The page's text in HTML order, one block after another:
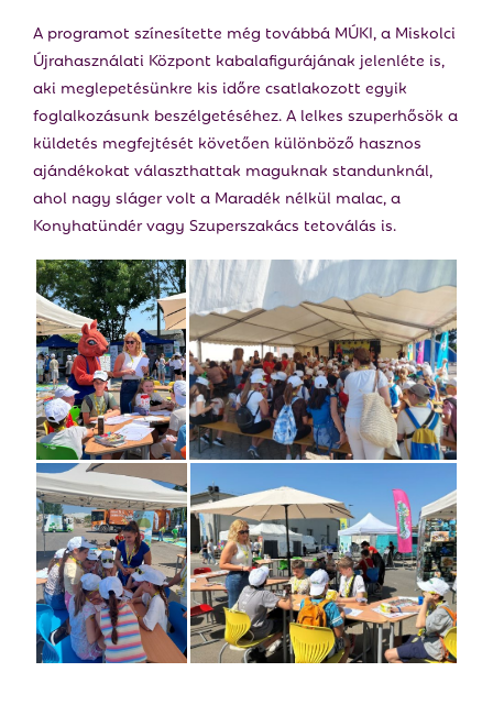
A programot színesítette még továbbá MÚKI, a Miskolci
Újrahasználati Központ kabalafigurájának jelenléte is,
aki meglepetésünkre kis időre csatlakozott egyik
foglalkozásunk beszélgetéséhez. A lelkes szuperhősök a
küldetés megfejtését követően különböző hasznos
ajándékokat választhattak maguknak standunknál,
ahol nagy sláger volt a Maradék nélkül malac, a
Konyhatündér vagy Szuperszakács tetoválás is.